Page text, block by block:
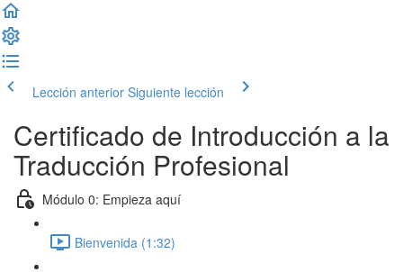
Lección anterior Siguiente lección
Certificado de Introducción a la
Traducción Profesional
Módulo 0: Empieza aquí
Bienvenida (1:32)